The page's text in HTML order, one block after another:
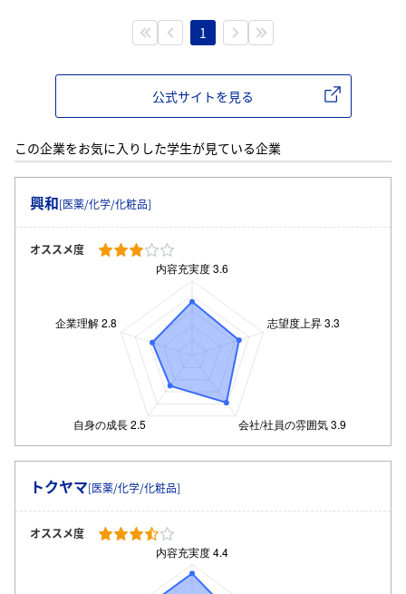
1
公式サイトを見る
この企業をお気に入りした学生が見ている企業
興和[医薬/化学/化粧品]
オススメ度
トクヤマ[医薬/化学/化粧品]
オススメ度 ログイン・会員登録